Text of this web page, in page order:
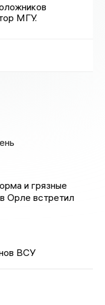
МГУ.
и грязные
Орле встретил
ВСУ